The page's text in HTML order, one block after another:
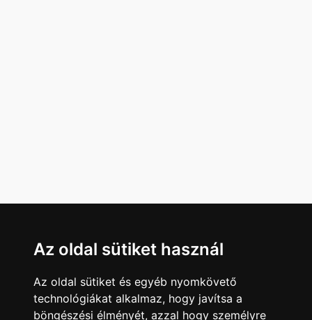
Az oldal sütiket használ
Az oldal sütiket és egyéb nyomkövető
technológiákat alkalmaz, hogy javítsa a
böngészési élményét, azzal hogy személyre